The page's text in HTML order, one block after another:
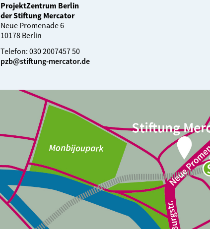
ProjektZentrum Berlin
der Stiftung Mercator
Neue Promenade 6
10178 Berlin
Telefon: 030 2007457 50
pzb@stiftung-mercator.de